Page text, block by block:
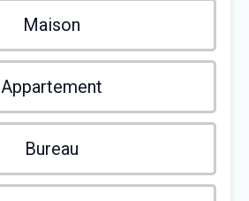
Maison
Appartement
Bureau